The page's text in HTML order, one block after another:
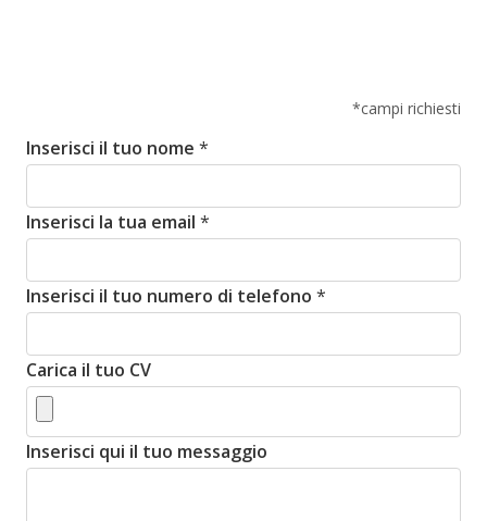
*campi richiesti
Inserisci il tuo nome *
Inserisci la tua email *
Inserisci il tuo numero di telefono *
Carica il tuo CV
Inserisci qui il tuo messaggio